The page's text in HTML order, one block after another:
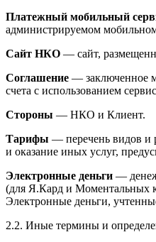
Платежный мобильный
администрируемом
Сайт НКО — сайт,
Соглашение — заключенное
счета с использованием
Стороны — НКО и Клиент.
Тарифы — перечень видов и
и оказание иных услуг,
Электронные деньги —
(для Я.Кард и Моментальных
Электронные деньги,
2.2. Иные термины и